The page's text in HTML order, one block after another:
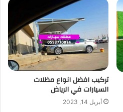
تركيب افضل انواع مظلات
السيارات في الرياض
أبريل 14, 2023